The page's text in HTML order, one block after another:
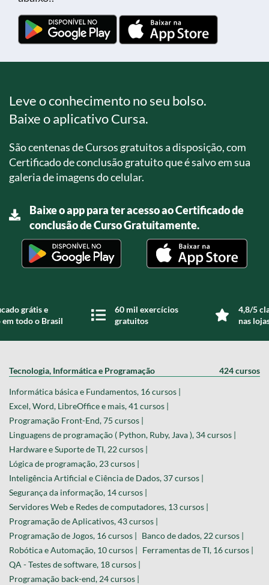
Leve o conhecimento no seu bolso.
Baixe o aplicativo Cursa.
São centenas de Cursos gratuitos a disposição, com
Certificado de conclusão gratuito que é salvo em sua
galeria de imagens do celular.
Baixe o app para ter acesso ao Certificado de
conclusão de Curso Gratuitamente.
grátis e
todo o Brasil
60 mil exercícios
gratuitos
4,8/5
nas
Tecnologia, Informática e Programação 424 cursos
Informática básica e Fundamentos, 16 cursos |
Excel, Word, LibreOffice e mais, 41 cursos |
Programação Front-End, 75 cursos |
Linguagens de programação ( Python, Ruby, Java ), 34 cursos |
Hardware e Suporte de TI, 22 cursos |
Lógica de programação, 23 cursos |
Inteligência Artificial e Ciência de Dados, 37 cursos |
Segurança da informação, 14 cursos |
Servidores Web e Redes de computadores, 13 cursos |
Programação de Aplicativos, 43 cursos |
Programação de Jogos, 16 cursos |
Banco de dados, 22 cursos |
Robótica e Automação, 10 cursos |
Ferramentas de TI, 16 cursos |
QA - Testes de software, 18 cursos |
Programação back-end, 24 cursos |